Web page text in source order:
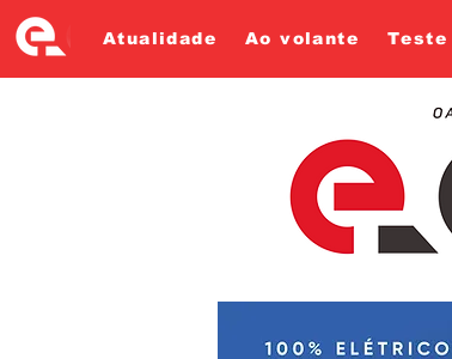
Atualidade Ao volante Teste